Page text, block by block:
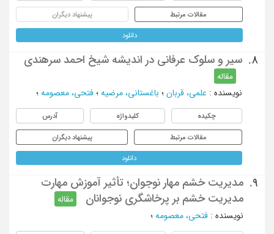
مقالات مرتبط پیشنهاد دیگران
دانلود
8. سیر و سلوک عرفانی در اندیشه شیخ احمد سرهندی
مقاله
نویسنده : علمی، قربان ؛ باغستانی، مرضیه ؛ فتحی، معصومه ؛
چکیده کلیدواژه آدرس
مقالات مرتبط پیشنهاد دیگران
دانلود
9.
مدیریت خشم مهار نوجوان؛ تأثیر آموزش مهارت
مدیریت خشم بر پرخاشگری نوجوانان
مقاله
نویسنده : فتحی، معصومه ؛